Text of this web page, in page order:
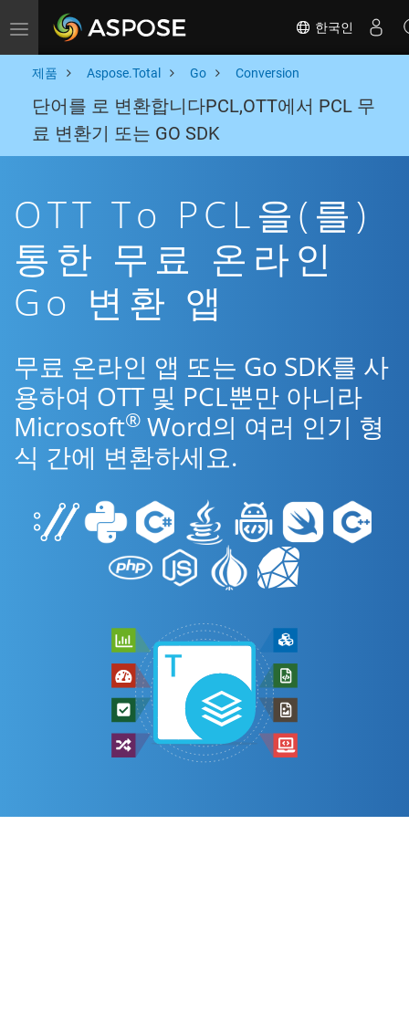
Toggle navigation 한국인
제품 Aspose.Total Go Conversion
단어를 로 변환합니다PCL,OTT에서 PCL 무
료 변환기 또는 GO SDK
OTT To PCL을(를)
통한 무료 온라인
Go 변환 앱
무료 온라인 앱 또는 Go SDK를 사
용하여 OTT 및 PCL뿐만 아니라
Microsoft® Word의 여러 인기 형
식 간에 변환하세요.